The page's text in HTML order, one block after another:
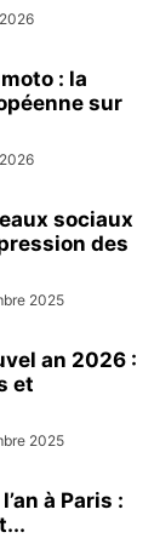
: la
sur
sociaux
des
2025
an 2026 :
et
2025
à Paris :